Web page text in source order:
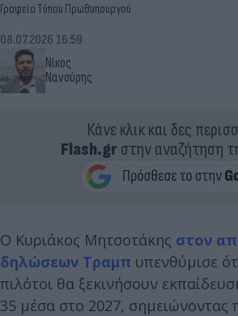
Γραφείο Τύπου Πρωθυπουργού
Νίκος
Νανούρης
08.07.2026 16:59
Κάνε κλικ και δες
Flash.grστην αναζήτηση
Ο Κυριάκος Μητσοτάκης στον
δηλώσεων Τραμπ υπενθύμισε
πιλότοι θα ξεκινήσουν
35 μέσα στο 2027, σημειώνοντας